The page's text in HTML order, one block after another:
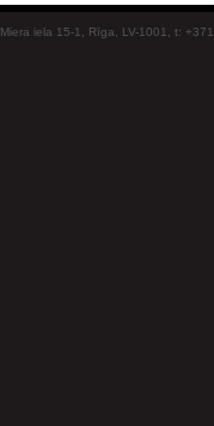
Miera iela 15-1, Rīga, LV-1001, t: